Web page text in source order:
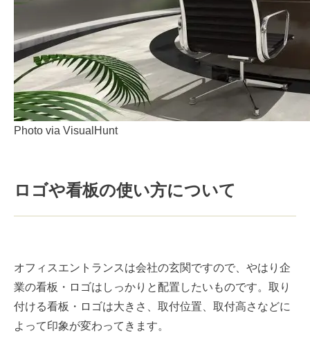
Photo via VisualHunt
ロゴや看板の使い方について
オフィスエントランスは会社の玄関ですので、やはり企
業の看板・ロゴはしっかりと配置したいものです。取り
付ける看板・ロゴは大きさ、取付位置、取付高さなどに
よって印象が変わってきます。